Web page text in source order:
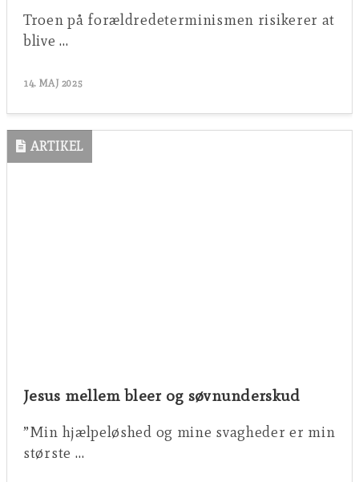
Troen på forældredeterminismen risikerer at
blive …
14. MAJ 2025
ARTIKEL
Jesus mellem bleer og søvnunderskud
”Min hjælpeløshed og mine svagheder er min
største …